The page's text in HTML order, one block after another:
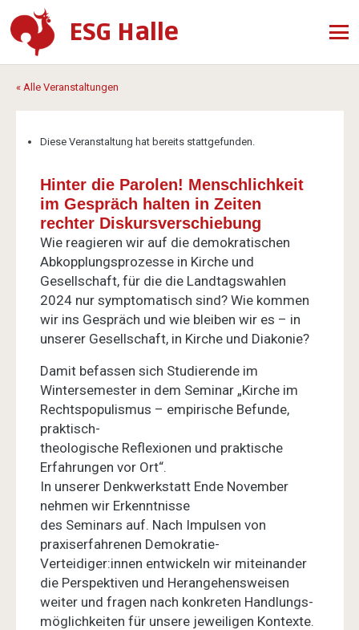
ESG Halle
« Alle Veranstaltungen
Diese Veranstaltung hat bereits stattgefunden.
Hinter die Parolen! Menschlichkeit
im Gespräch halten in Zeiten
rechter Diskursverschiebung
Wie reagieren wir auf die demokratischen
Abkopplungsprozesse in Kirche und
Gesellschaft, für die die Landtagswahlen
2024 nur symptomatisch sind? Wie kommen
wir ins Gespräch und wie bleiben wir es – in
unserer Gesellschaft, in Kirche und Diakonie?
Damit befassen sich Studierende im
Wintersemester in dem Seminar „Kirche im
Rechtspopulismus – empirische Befunde,
praktisch-
theologische Reflexionen und praktische
Erfahrungen vor Ort“.
In unserer Denkwerkstatt Ende November
nehmen wir Erkennt­nisse
des Seminars auf. Nach Impulsen von
praxiserfahrenen Demokratie-
Verteidiger:innen entwickeln wir miteinander
die Perspektiven und Herangehensweisen
weiter und fragen nach konkreten Handlungs­
möglichkeiten für unsere jeweiligen Kontexte.